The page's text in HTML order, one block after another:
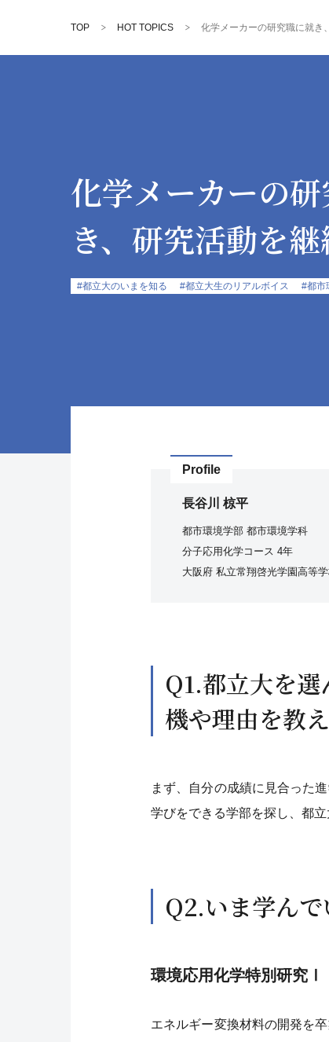
TOP HOT TOPICS 化学メーカーの研究職に就き
化学メーカーの
き、研究活動を
#都立大のいまを知る #都立大生のリアルボイス #都市
Profile
長谷川 椋平
都市環境学部 都市環境学科
分子応用化学コース 4年
大阪府 私立常翔啓光学園高等
Q1.都立大を
機や理由を教
まず、自分の成績に見合った
学びをできる学部を探し、都
Q2.いま学んで
環境応用化学特別研究Ⅰ
エネルギー変換材料の開発を